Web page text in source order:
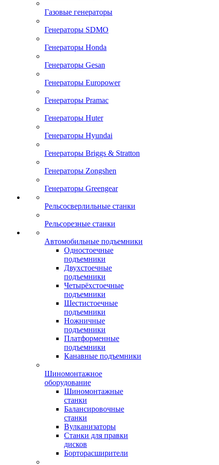
Газовые генераторы
Генераторы SDMO
Генераторы Honda
Генераторы Gesan
Генераторы Europower
Генераторы Pramac
Генераторы Huter
Генераторы Hyundai
Генераторы Briggs & Stratton
Генераторы Zongshen
Генераторы Greengear
Рельсосверлильные станки
Рельсорезные станки
Автомобильные подъемники
Одностоечные
подъемники
Двухстоечные
подъемники
Четырёхстоечные
подъемники
Шестистоечные
подъемники
Ножничные
подъемники
Платформенные
подъемники
Канавные подъемники
Шиномонтажное
оборудование
Шиномонтажные
станки
Балансировочные
станки
Вулканизаторы
Станки для правки
дисков
Борторасширители